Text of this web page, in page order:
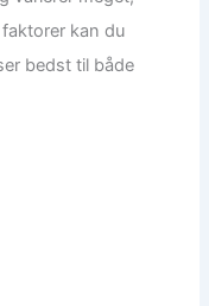
kan du
bedst til både